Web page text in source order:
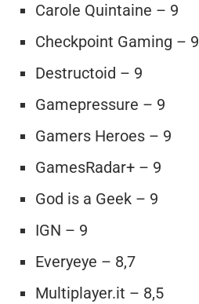
Carole Quintaine – 9
Checkpoint Gaming – 9
Destructoid – 9
Gamepressure – 9
Gamers Heroes – 9
GamesRadar+ – 9
God is a Geek – 9
IGN – 9
Everyeye – 8,7
Multiplayer.it – 8,5